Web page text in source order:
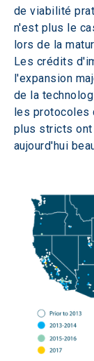
de viabilité
n'est plus le
lors de la
Les crédits
l'expansion
de la
les protocoles
plus stricts ont
aujourd'hui